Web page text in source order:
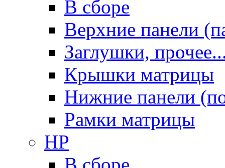
В сборе
Верхние панели
Заглушки,
Крышки матрицы
Нижние панели
Рамки матрицы
HP